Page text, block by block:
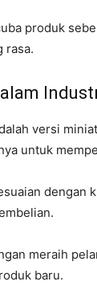
produk
rasa.
versi
untuk
dengan
meraih
baru.